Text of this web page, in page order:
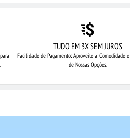
TUDO EM 3X SEM JUROS
Facilidade de Pagamento: Aproveitea Comodidade
de Nossas Opções.